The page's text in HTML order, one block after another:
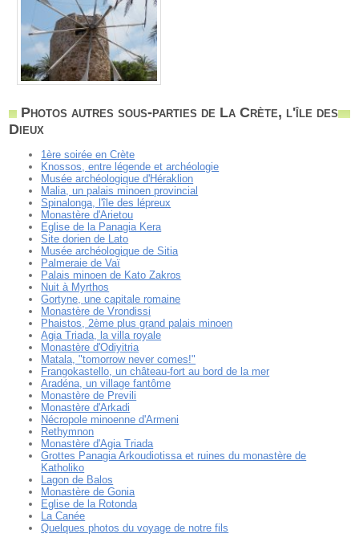
Photos autres sous-parties de La Crète, l'île des
Dieux
1ère soirée en Crète
Knossos, entre légende et archéologie
Musée archéologique d'Héraklion
Malia, un palais minoen provincial
Spinalonga, l'île des lépreux
Monastère d'Arietou
Eglise de la Panagia Kera
Site dorien de Lato
Musée archéologique de Sitia
Palmeraie de Vaï
Palais minoen de Kato Zakros
Nuit à Myrthos
Gortyne, une capitale romaine
Monastère de Vrondissi
Phaistos, 2ème plus grand palais minoen
Agia Triada, la villa royale
Monastère d'Odiyitria
Matala, "tomorrow never comes!"
Frangokastello, un château-fort au bord de la mer
Aradéna, un village fantôme
Monastère de Previli
Monastère d'Arkadi
Nécropole minoenne d'Armeni
Rethymnon
Monastère d'Agia Triada
Grottes Panagia Arkoudiotissa et ruines du monastère de
Katholiko
Lagon de Balos
Monastère de Gonia
Eglise de la Rotonda
La Canée
Quelques photos du voyage de notre fils